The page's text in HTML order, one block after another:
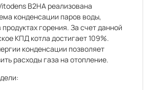
B2HA реализована
конденсации паров воды,
горения. За счет данной
КПД котла достигает 109%.
конденсации позволяет
расходы газа на отопление.